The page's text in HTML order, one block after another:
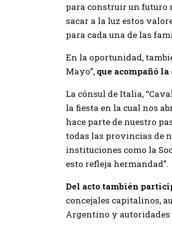
para construir un futuro
sacar a la luz estos
para cada una de las
En la oportunidad,
Mayo”, que acompañó
La cónsul de Italia,
la fiesta en la cual nos
hace parte de nuestro
todas las provincias de
instituciones como la
esto refleja hermandad”.
Del acto también
concejales capitalinos,
Argentino y